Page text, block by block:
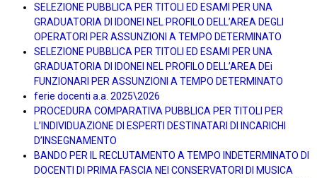
SELEZIONE PUBBLICA PER TITOLI ED ESAMI PER UNA
GRADUATORIA DI IDONEI NEL PROFILO DELL’AREA DEGLI
OPERATORI PER ASSUNZIONI A TEMPO DETERMINATO
SELEZIONE PUBBLICA PER TITOLI ED ESAMI PER UNA
GRADUATORIA DI IDONEI NEL PROFILO DELL’AREA DEi
FUNZIONARI PER ASSUNZIONI A TEMPO DETERMINATO
ferie docenti a.a. 2025\2026
PROCEDURA COMPARATIVA PUBBLICA PER TITOLI PER
L’INDIVIDUAZIONE DI ESPERTI DESTINATARI DI INCARICHI
D’INSEGNAMENTO
BANDO PER IL RECLUTAMENTO A TEMPO INDETERMINATO DI
DOCENTI DI PRIMA FASCIA NEI CONSERVATORI DI MUSICA